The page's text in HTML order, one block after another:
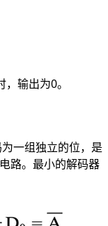
输出为0。
一组独立的位，是
路。最小的解码器